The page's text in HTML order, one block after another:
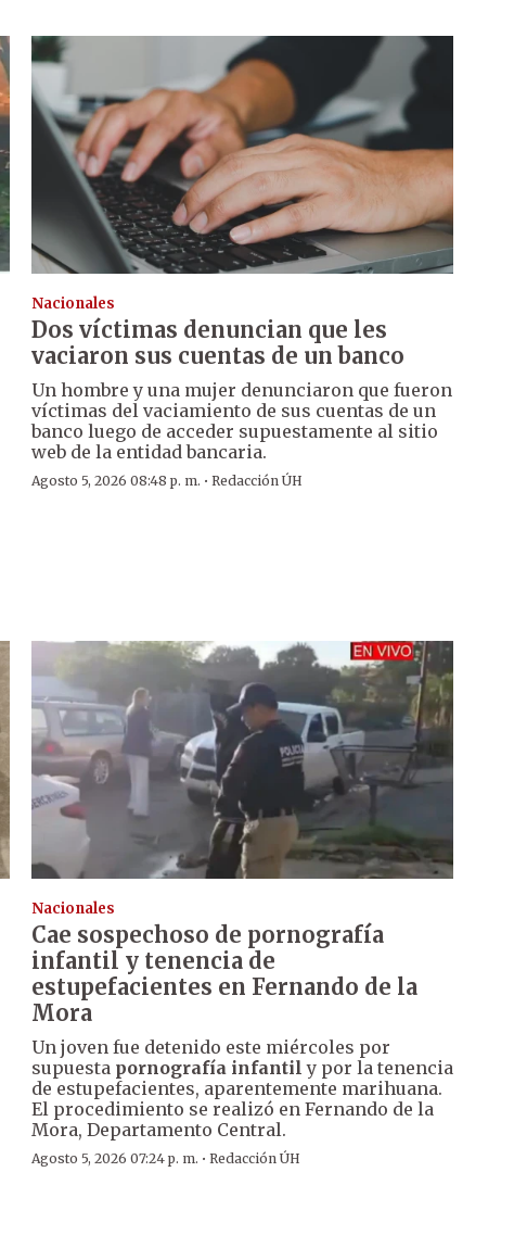
Nacionales
Dos víctimas denuncian que les
vaciaron sus cuentas de un banco
Un hombre y una mujer denunciaron que fueron
víctimas del vaciamiento de sus cuentas de un
banco luego de acceder supuestamente al sitio
web de la entidad bancaria.
Agosto 5, 2026 08:48 p. m. · Redacción ÚH
Nacionales
Cae sospechoso de pornografía
infantil y tenencia de
estupefacientes en Fernando de la
Mora
Un joven fue detenido este miércoles por
supuesta pornografía infantil y por la tenencia
de estupefacientes, aparentemente marihuana.
El procedimiento se realizó en Fernando de la
Mora, Departamento Central.
Agosto 5, 2026 07:24 p. m. · Redacción ÚH